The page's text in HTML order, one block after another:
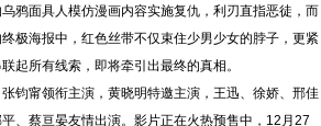
鸦面具人模仿漫画内容实施复仇，利刃直指恶徒，而
极海报中，红色丝带不仅束住少男少女的脖子，更紧
起所有线索，即将牵引出最终的真相。
钧甯领衔主演，黄晓明特邀主演，王迅、徐娇、邢佳
、蔡亘晏友情出演。影片正在火热预售中，12月27